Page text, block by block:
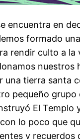
encuentra en
formado
rendir culto a la
nuestros
una tierra santa
pequeño grupo
El Templo
lo poco que
y recuerdos